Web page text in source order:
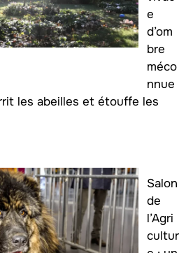
e
d’om
bre
méco
nnue
les abeilles et étouffe les
Salon
de
l’Agri
cultur